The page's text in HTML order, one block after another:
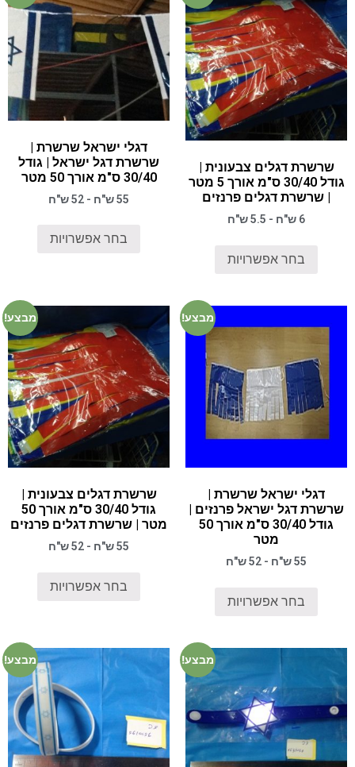
שרשרת דגלים צבעונית |
גודל 30/40 ס"מ אורך 5 מטר
| שרשרת דגלים פרנזים
6 ש"ח - 5.5 ש"ח
בחר אפשרויות
דגלי ישראל שרשרת |
שרשרת דגל ישראל | גודל
30/40 ס"מ אורך 50 מטר
55 ש"ח - 52 ש"ח
בחר אפשרויות
מבצע!
דגלי ישראל שרשרת |
שרשרת דגל ישראל פרנזים |
גודל 30/40 ס"מ אורך 50
מטר
55 ש"ח - 52 ש"ח
בחר אפשרויות
מבצע!
שרשרת דגלים צבעונית |
גודל 30/40 ס"מ אורך 50
מטר | שרשרת דגלים פרנזים
55 ש"ח - 52 ש"ח
בחר אפשרויות
מבצע! מבצע!